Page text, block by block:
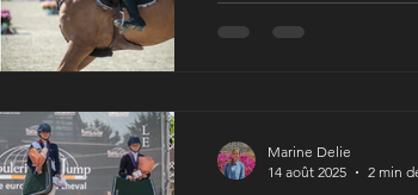
Marine Delie
14 août 2025
2 min